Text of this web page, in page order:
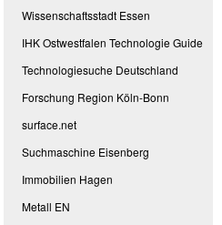
Wissenschaftsstadt Essen
IHK Ostwestfalen Technologie Guide
Technologiesuche Deutschland
Forschung Region Köln-Bonn
surface.net
Suchmaschine Eisenberg
Immobilien Hagen
Metall EN